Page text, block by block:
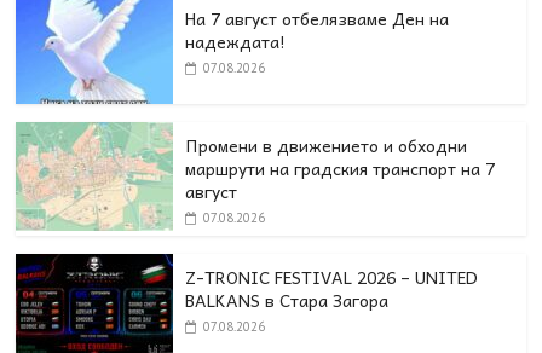
На 7 август отбелязваме Ден на
надеждата!
07.08.2026
Промени в движението и обходни
маршрути на градския транспорт на 7
август
07.08.2026
Z-TRONIC FESTIVAL 2026 – UNITED
BALKANS в Стара Загора
07.08.2026